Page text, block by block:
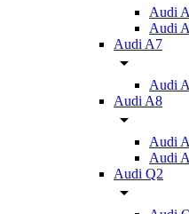
Audi
Audi
Audi A7
Audi
Audi A8
Audi
Audi
Audi Q2